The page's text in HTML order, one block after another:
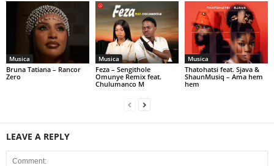
Musica
Bruna Tatiana – Rancor
Zero
Musica
Feza – Sengithole
Omunye Remix feat.
Chulumanco M
Musica
Thatohatsi feat. Sjava &
ShaunMusiq – Ama hem
hem
LEAVE A REPLY